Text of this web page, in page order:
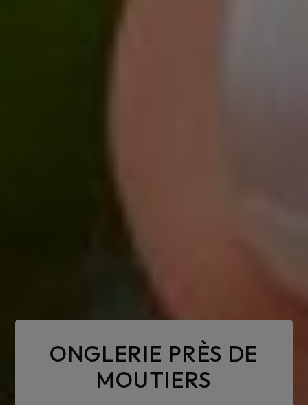
ONGLERIE PRÈS DE
MOUTIERS